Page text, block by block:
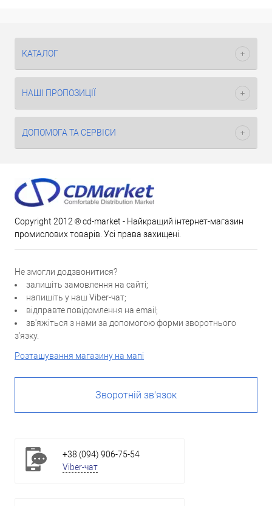
КАТАЛОГ
НАШІ ПРОПОЗИЦІЇ
ДОПОМОГА ТА СЕРВІСИ
Copyright 2012 ® cd-market - Найкращий інтернет-магазин
промислових товарів. Усі права захищені.
Не змогли додзвонитися?
залишіть замовлення на сайті;
напишіть у наш Viber-чат;
відправте повідомлення на email;
зв'яжіться з нами за допомогою форми зворотнього
з'язку.
Розташування магазину на мапі
Зворотній зв'язок
+38 (094) 906-75-54
Viber-чат